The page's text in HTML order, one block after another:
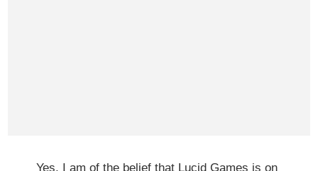
Yes, I am of the belief that Lucid Games is on